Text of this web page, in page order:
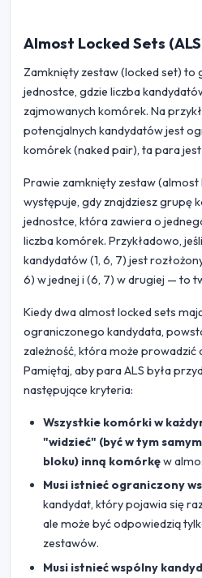
Almost Locked Sets
Zamknięty zestaw (locked set) to
jednostce, gdzie liczba
zajmowanych komórek. Na
potencjalnych kandydatów jest
komórek (naked pair), ta para
Prawie zamknięty zestaw (almost
występuje, gdy znajdziesz grupę
jednostce, która zawiera o
liczba komórek. Przykładowo,
kandydatów (1, 6, 7) jest
6) w jednej i (6, 7) w drugiej — to
Kiedy dwa almost locked sets
ograniczonego kandydata,
zależność, która może prowadzić
Pamiętaj, aby para ALS była
następujące kryteria:
Wszystkie komórki w
"widzieć" (być w tym
bloku) inną komórkęw
Musi istnieć ograniczony
kandydat, który pojawia się
ale może być odpowiedzią
zestawów.
Musi istnieć wspólny